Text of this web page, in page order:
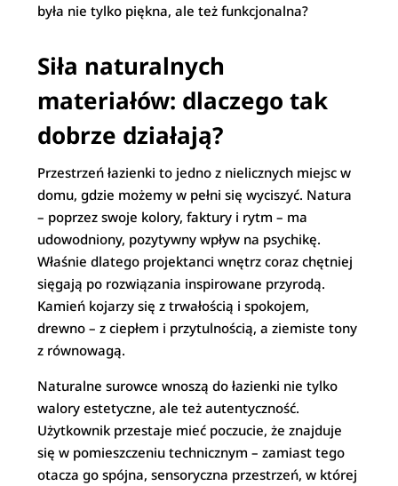
była nie tylko piękna, ale też funkcjonalna?
Siła naturalnych
materiałów: dlaczego tak
dobrze działają?
Przestrzeń łazienki to jedno z nielicznych miejsc w
domu, gdzie możemy w pełni się wyciszyć. Natura
– poprzez swoje kolory, faktury i rytm – ma
udowodniony, pozytywny wpływ na psychikę.
Właśnie dlatego projektanci wnętrz coraz chętniej
sięgają po rozwiązania inspirowane przyrodą.
Kamień kojarzy się z trwałością i spokojem,
drewno – z ciepłem i przytulnością, a ziemiste tony
z równowagą.
Naturalne surowce wnoszą do łazienki nie tylko
walory estetyczne, ale też autentyczność.
Użytkownik przestaje mieć poczucie, że znajduje
się w pomieszczeniu technicznym – zamiast tego
otacza go spójna, sensoryczna przestrzeń, w której